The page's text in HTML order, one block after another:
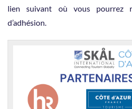
lien suivant où vous pourrez
d’adhésion.